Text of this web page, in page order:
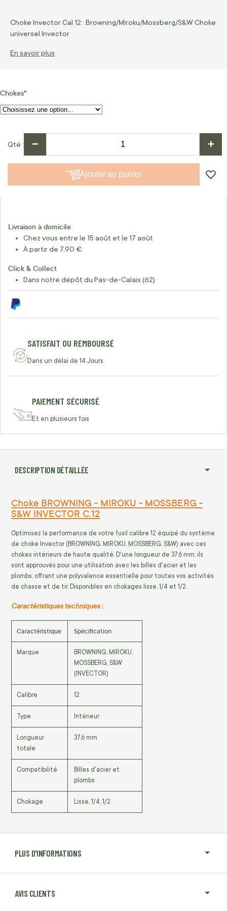
Choke Invector Cal 12 : Browning/Miroku/Mossberg/S&W Choke
universel Invector
En savoir plus
Chokes
Qté − +
Ajouter au panier
Livraison à domicile
Chez vous entre le 15 août et le 17 août
À partir de 7,90 €
Click & Collect
Dans notre dépôt du Pas-de-Calais (62)
SATISFAIT OU REMBOURSÉ
Dans un délai de 14 Jours
PAIEMENT SÉCURISÉ
Et en plusieurs fois
DESCRIPTION DÉTAILLÉE
PLUS D'INFORMATIONS
AVIS CLIENTS
Choke BROWNING - MIROKU - MOSSBERG -
S&W INVECTOR C.12
Optimisez la performance de votre fusil calibre 12 équipé du système
de choke Invector (BROWNING, MIROKU, MOSSBERG, S&W) avec ces
chokes intérieurs de haute qualité. D'une longueur de 37,6 mm, ils
sont approuvés pour une utilisation avec les billes d'acier et les
plombs, offrant une polyvalence essentielle pour toutes vos activités
de chasse et de tir. Disponibles en chokages lisse, 1/4 et 1/2.
Caractéristiques techniques :
Caractéristique Spécification
Marque
BROWNING, MIROKU,
MOSSBERG, S&W
(INVECTOR)
Calibre 12
Type Intérieur
Longueur
totale
37,6 mm
Compatibilité
Billes d'acier et
plombs
Chokage Lisse, 1/4, 1/2